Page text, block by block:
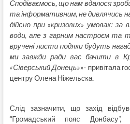
Сподіваємось, що нам вдалося
та інформативним, не дивлячись
дійсно при «кризових» умовах: за
води, але з гарним настроєм та
вручені листи подяки будуть
ми завжди ради вас бачити в
«Сіверський Донець»»- привітала
центру Олена Ніжельска.
Слід зазначити, що захід
“Громадський пояс Донбасу”,